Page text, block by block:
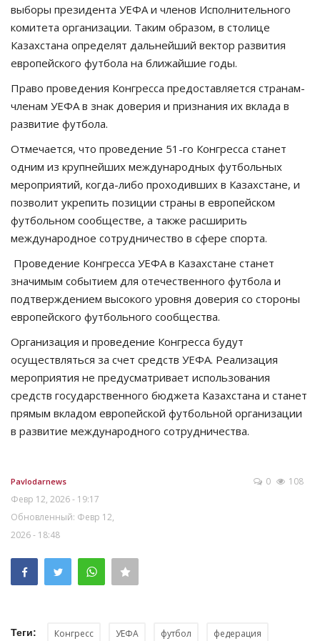
выборы президента УЕФА и членов Исполнительного
комитета организации. Таким образом, в столице
Казахстана определят дальнейший вектор развития
европейского футбола на ближайшие годы.
Право проведения Конгресса предоставляется странам-
членам УЕФА в знак доверия и признания их вклада в
развитие футбола.
Отмечается, что проведение 51-го Конгресса станет
одним из крупнейших международных футбольных
мероприятий, когда-либо проходивших в Казахстане, и
позволит укрепить позиции страны в европейском
футбольном сообществе, а также расширить
международное сотрудничество в сфере спорта.
Проведение Конгресса УЕФА в Казахстане станет
значимым событием для отечественного футбола и
подтверждением высокого уровня доверия со стороны
европейского футбольного сообщества.
Организация и проведение Конгресса будут
осуществляться за счет средств УЕФА. Реализация
мероприятия не предусматривает использования
средств государственного бюджета Казахстана и станет
прямым вкладом европейской футбольной организации
в развитие международного сотрудничества.
Pavlodarnews
Февр 12, 2026 - 19:17
Обновленный: Февр 12,
2026 - 18:48
0 108
Теги: Конгресс УЕФА футбол федерация